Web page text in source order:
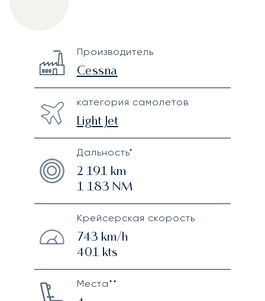
Technical specifications
Производитель
Cessna
категория самолетов
Light Jet
Дальность*
2 191km
1 183 NM
Крейсерская скорость
743 km/h
401kts
Места**